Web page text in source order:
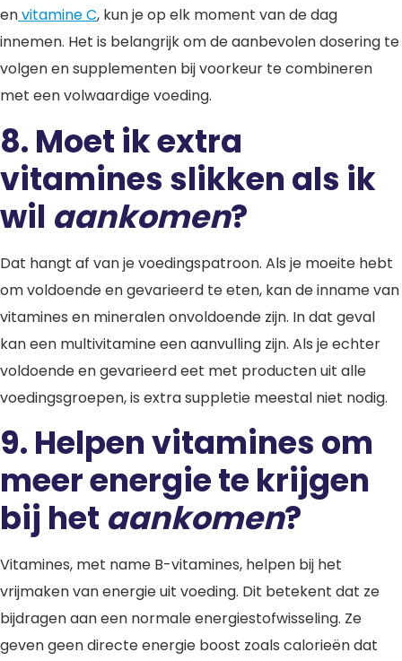
envitamine C, kun je op elk moment van de dag
innemen. Het is belangrijk om de aanbevolen dosering te
volgen en supplementen bij voorkeur te combineren
met een volwaardige voeding.
8. Moet ik extra
vitamines slikken als ik
wil aankomen?
Dat hangt af van je voedingspatroon. Als je moeite hebt
om voldoende en gevarieerd te eten, kan de inname van
vitamines en mineralen onvoldoende zijn. In dat geval
kan een multivitamine een aanvulling zijn. Als je echter
voldoende en gevarieerd eet met producten uit alle
voedingsgroepen, is extra suppletie meestal niet nodig.
9. Helpen vitamines om
meer energie te krijgen
bij het aankomen?
Vitamines, met name B-vitamines, helpen bij het
vrijmaken van energie uit voeding. Dit betekent dat ze
bijdragen aan een normale energiestofwisseling. Ze
geven geen directe energie boost zoals calorieën dat